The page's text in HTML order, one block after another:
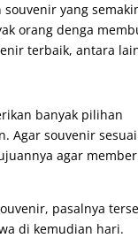
yang
orang denga
terbaik, antara
banyak pilihan
Agar souvenir sesuai
agar
pasalnya
di kemudian hari.